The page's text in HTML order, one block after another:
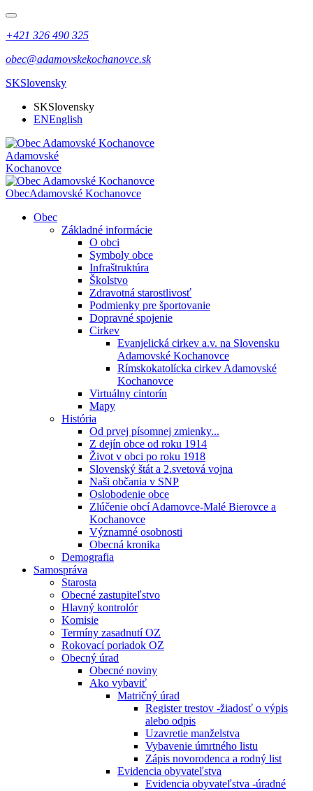
+421 326 490 325
obec@adamovskekochanovce.sk
SKSlovensky
SKSlovensky
ENEnglish
Adamovské
Kochanovce
ObecAdamovské Kochanovce
Obec
Základné informácie
O obci
Symboly obce
Infraštruktúra
Školstvo
Zdravotná starostlivosť
Podmienky pre športovanie
Dopravné spojenie
Cirkev
Evanjelická cirkev a.v. na Slovensku
Adamovské Kochanovce
Rímskokatolícka cirkev Adamovské
Kochanovce
Virtuálny cintorín
Mapy
História
Od prvej písomnej zmienky...
Z dejín obce od roku 1914
Život v obci po roku 1918
Slovenský štát a 2.svetová vojna
Naši občania v SNP
Oslobodenie obce
Zlúčenie obcí Adamovce-Malé Bierovce a
Kochanovce
Významné osobnosti
Obecná kronika
Demografia
Samospráva
Starosta
Obecné zastupiteľstvo
Hlavný kontrolór
Komisie
Termíny zasadnutí OZ
Rokovací poriadok OZ
Obecný úrad
Obecné noviny
Ako vybaviť
Matričný úrad
Register trestov -žiadosť o výpis
alebo odpis
Uzavretie manželstva
Vybavenie úmrtného listu
Zápis novorodenca a rodný list
Evidencia obyvateľstva
Evidencia obyvateľstva -úradné